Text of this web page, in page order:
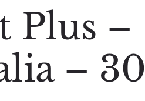
Plus –
– 30